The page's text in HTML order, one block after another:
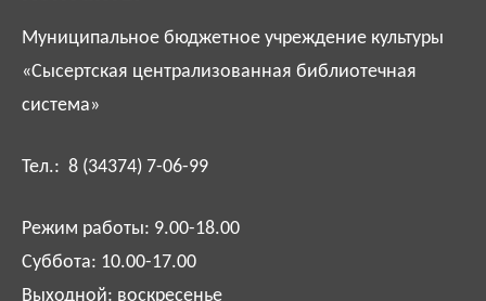
Муниципальное бюджетное учреждение культуры
«Сысертская централизованная библиотечная
система»
Тел.: 8 (34374) 7-06-99
Режим работы: 9.00-18.00
Суббота: 10.00-17.00
Выходной: воскресенье